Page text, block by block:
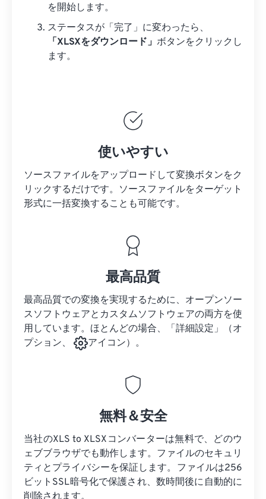
を開始します。
ステータスが「完了」に変わったら、
「XLSXをダウンロード」 ボタンをクリックし
ます。
使いやすい
ソースファイルをアップロードして変換ボタンをク
リックするだけです。 ソースファイルをターゲット
形式に一括変換することも可能です。
最高品質
最高品質での変換を実現するために、オープンソー
スソフトウェアとカスタムソフトウェアの両方を使
用しています。ほとんどの場合、「詳細設定」（オ
プション、
アイコン）。
無料＆安全
当社のXLS to XLSXコンバーターは無料で、どのウ
ェブブラウザでも動作します。ファイルのセキュリ
ティとプライバシーを保証します。ファイルは256
ビットSSL暗号化で保護され、数時間後に自動的に